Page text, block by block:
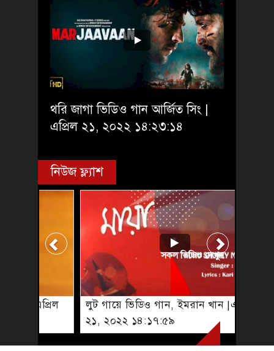
থরি জাগা ভিডিও গান আর্জিত সিং |
এপ্রিল ২১, ২০২২ ১৪:২৩:১৪
নিউজ ফ্ল্যাশ
লুট গায়ে ভিডিও গান, ইমরান খান |এপ্রিল
২১, ২০২২ ১৪:১৭:৫৯
সকল ভিডিও দেখুন